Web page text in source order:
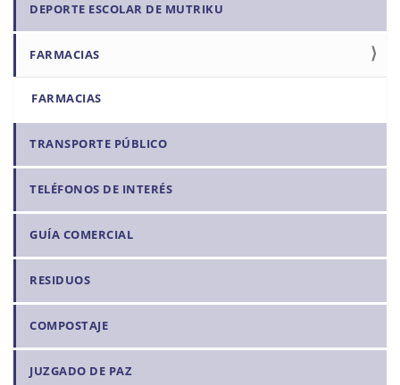
N
a
v
a
c
i
ó
n
DEPORTE ESCOLAR DE MUTRIKU
FARMACIAS
FARMACIAS
TRANSPORTE PÚBLICO
TELÉFONOS DE INTERÉS
GUÍA COMERCIAL
RESIDUOS
COMPOSTAJE
JUZGADO DE PAZ